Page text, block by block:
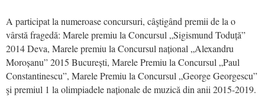
A participat la numeroase concursuri, câştigând premii de la o
vârstă fragedă: Marele premiu la Concursul „Sigismund Toduță”
2014 Deva, Marele premiu la Concursul național „Alexandru
Moroșanu” 2015 București, Marele Premiu la Concursul „Paul
Constantinescu”, Marele Premiu la Concursul „George Georgescu”
şi premiul 1 la olimpiadele naționale de muzică din anii 2015-2019.